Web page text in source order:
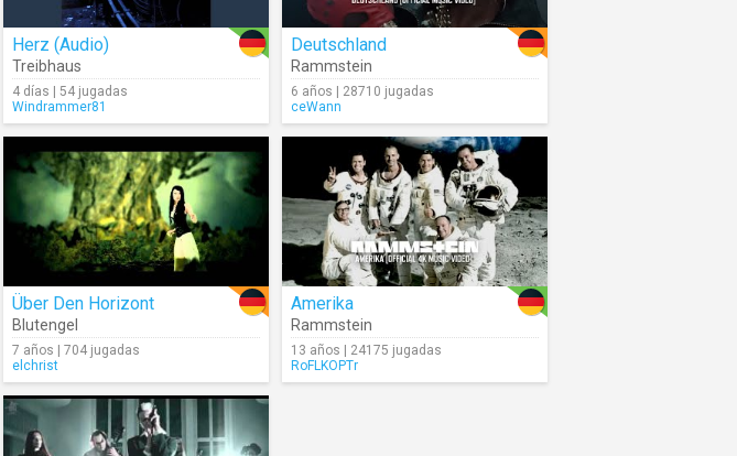
Herz (Audio)
Treibhaus
4 días | 54 jugadas
Windrammer81
Deutschland
Rammstein
6 años | 28710 jugadas
ceWann
Über Den Horizont
Blutengel
7 años | 704 jugadas
elchrist
Amerika
Rammstein
13 años | 24175 jugadas
RoFLKOPTr